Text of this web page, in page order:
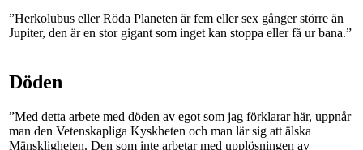
”Herkolubus eller Röda Planeten är fem eller sex gånger större än
Jupiter, den är en stor gigant som inget kan stoppa eller få ur bana.”
Döden
”Med detta arbete med döden av egot som jag förklarar här, uppnår
man den Vetenskapliga Kyskheten och man lär sig att älska
Mänskligheten. Den som inte arbetar med upplösningen av